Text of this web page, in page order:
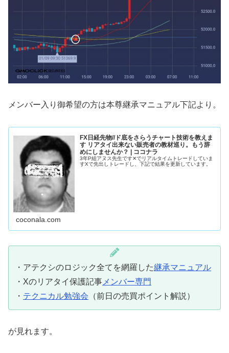
メンバー入り御希望の方は本尊継承マニュアル下記より。
FX日経先物//ド底をさらうチャート技術を教えま
す リアタイ出来ない販売者の教材巡り。もう辞
めにしませんか？ | ココナラ
3年P組アヌス先生です✕でリアルタイムトレードしていま
すXで先出しトレードし、下記で結果を更新しています。
coconala.com
・アテクシのロジック全てを網羅した継承マニュアル
・Xのリアタイ保護記事 メンバー専門
・ テクニカル勉強会 （前日の売買ポイント解説）
が見れます。